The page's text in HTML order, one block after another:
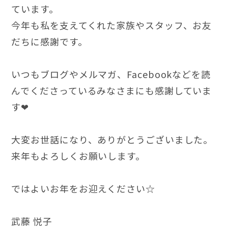
ています。
今年も私を支えてくれた家族やスタッフ、お友
だちに感謝です。
いつもブログやメルマガ、Facebookなどを読
んでくださっているみなさまにも感謝していま
す❤
大変お世話になり、ありがとうございました。
来年もよろしくお願いします。
ではよいお年をお迎えください☆
武藤 悦子